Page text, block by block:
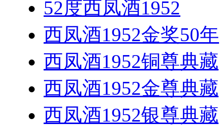
52度西凤酒1952
西凤酒1952金奖50年
西凤酒1952铜尊典藏
西凤酒1952金尊典藏
西凤酒1952银尊典藏